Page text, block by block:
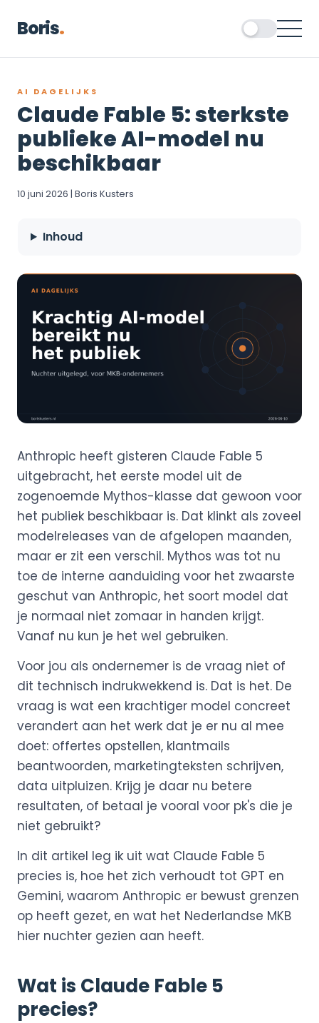
Boris.
AI DAGELIJKS
Claude Fable 5: sterkste
publieke AI-model nu
beschikbaar
10 juni 2026 | Boris Kusters
Inhoud
Anthropic heeft gisteren Claude Fable 5
uitgebracht, het eerste model uit de
zogenoemde Mythos-klasse dat gewoon voor
het publiek beschikbaar is. Dat klinkt als zoveel
modelreleases van de afgelopen maanden,
maar er zit een verschil. Mythos was tot nu
toe de interne aanduiding voor het zwaarste
geschut van Anthropic, het soort model dat
je normaal niet zomaar in handen krijgt.
Vanaf nu kun je het wel gebruiken.
Voor jou als ondernemer is de vraag niet of
dit technisch indrukwekkend is. Dat is het. De
vraag is wat een krachtiger model concreet
verandert aan het werk dat je er nu al mee
doet: offertes opstellen, klantmails
beantwoorden, marketingteksten schrijven,
data uitpluizen. Krijg je daar nu betere
resultaten, of betaal je vooral voor pk's die je
niet gebruikt?
In dit artikel leg ik uit wat Claude Fable 5
precies is, hoe het zich verhoudt tot GPT en
Gemini, waarom Anthropic er bewust grenzen
op heeft gezet, en wat het Nederlandse MKB
hier nuchter gezien aan heeft.
Wat is Claude Fable 5
precies?